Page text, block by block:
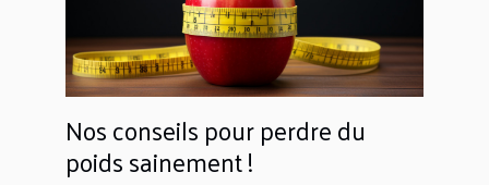
Nos conseils pour perdre du
poids sainement !